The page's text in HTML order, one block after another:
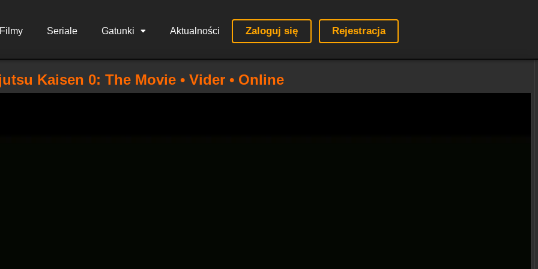
Seriale Gatunki Aktualności Zaloguj się Rejestracja
Kaisen 0: The Movie • Vider • Online